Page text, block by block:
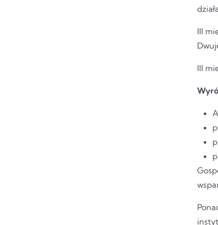
III
III